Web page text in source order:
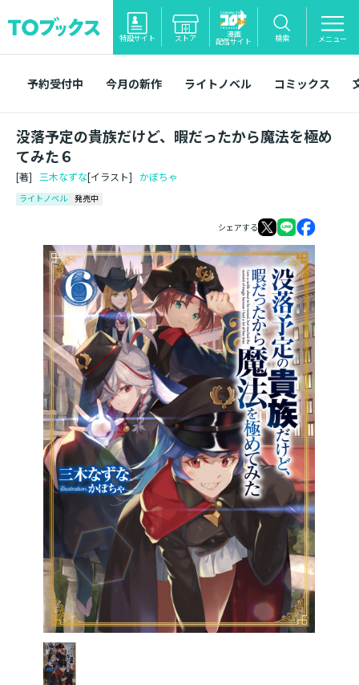
特設サイト ストア 漫画
配信サイト 検索 メニュー
予約受付中 今月の新作 ライトノベル コミックス
没落予定の貴族だけど、暇だったから魔法を極め
てみた６
[著] 三木なずな[イラスト] かぼちゃ
ライトノベル 発売中
シェアする